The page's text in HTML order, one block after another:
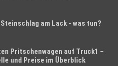
am Lack - was tun?
Pritschenwagen auf Truck1 –
und Preise im Überblick